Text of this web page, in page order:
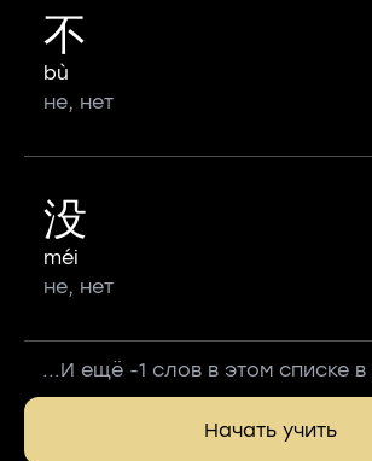
不
bù
не, нет
没
méi
не, нет
...И ещё -1 слов в этом списке
Начать учить